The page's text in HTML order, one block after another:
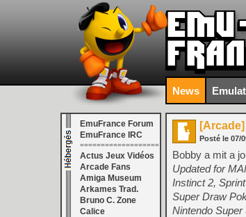
News
EmuFrance Forum
EmuFrance IRC
===================
Actus Jeux Vidéos
Arcade Fans
Amiga Museum
Arkames Trad.
Bruno C. Zone
Calice
[Arcade]
Posté le 07/
Bobby a mit a
Updated for
Instinct 2,
Super Draw
Nintendo